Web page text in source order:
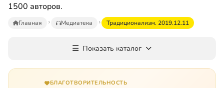
1500 авторов.
Главная Медиатека Традиционализм. 2019.12.11
Показать каталог
БЛАГОТВОРИТЕЛЬНОСТЬ